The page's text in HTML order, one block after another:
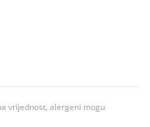
vrijednost, alergeni mogu